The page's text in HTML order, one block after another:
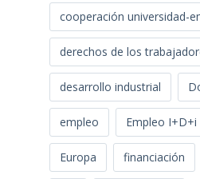
cooperación universidad-
derechos de los
desarrollo industrial
empleo Empleo I+D+i
Europa financiación